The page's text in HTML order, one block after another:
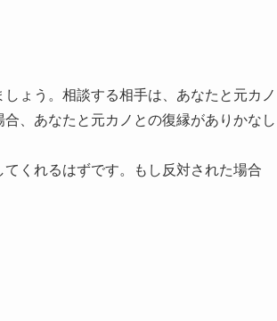
ょう。相談する相手は、あなたと元カノ
、あなたと元カノとの復縁がありかなし
くれるはずです。もし反対された場合